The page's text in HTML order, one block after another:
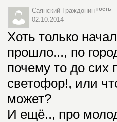
Саянский Граждонин гость
02.10.2014
Хоть только
прошло..., по
почему то до сих
светофор!, или
может?
И ещё.., про